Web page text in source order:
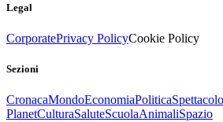
Legal
CorporatePrivacy PolicyCookie Policy
Sezioni
CronacaMondoEconomiaPoliticaSpettacolo
PlanetCulturaSaluteScuolaAnimaliSpazio